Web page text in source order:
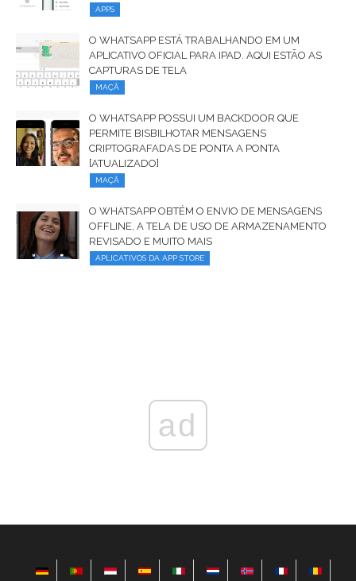
APPS
O WHATSAPP ESTÁ TRABALHANDO EM UM
APLICATIVO OFICIAL PARA IPAD. AQUI ESTÃO AS
CAPTURAS DE TELA
MAÇÃ
O WHATSAPP POSSUI UM BACKDOOR QUE
PERMITE BISBILHOTAR MENSAGENS
CRIPTOGRAFADAS DE PONTA A PONTA
[ATUALIZADO]
MAÇÃ
O WHATSAPP OBTÉM O ENVIO DE MENSAGENS
OFFLINE, A TELA DE USO DE ARMAZENAMENTO
REVISADO E MUITO MAIS
APLICATIVOS DA APP STORE
ad